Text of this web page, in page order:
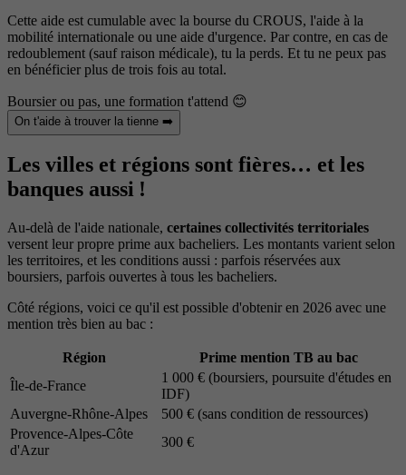
Cette aide est cumulable avec la bourse du CROUS, l'aide à la
mobilité internationale ou une aide d'urgence. Par contre, en cas de
redoublement (sauf raison médicale), tu la perds. Et tu ne peux pas
en bénéficier plus de trois fois au total.
Boursier ou pas, une formation t'attend 😊
On t'aide à trouver la tienne ➡️
Les villes et régions sont fières… et les
banques aussi !
Au-delà de l'aide nationale, certaines collectivités territoriales
versent leur propre prime aux bacheliers. Les montants varient selon
les territoires, et les conditions aussi : parfois réservées aux
boursiers, parfois ouvertes à tous les bacheliers.
Côté régions, voici ce qu'il est possible d'obtenir en 2026 avec une
mention très bien au bac :
Région
Prime mention TB au bac
Île-de-France
1 000 € (boursiers, poursuite d'études en
IDF)
Auvergne-Rhône-Alpes
500 € (sans condition de ressources)
Provence-Alpes-Côte
d'Azur
300 €